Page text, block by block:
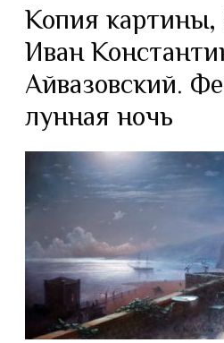
Копия картины,
Иван
Айвазовский.
лунная ночь